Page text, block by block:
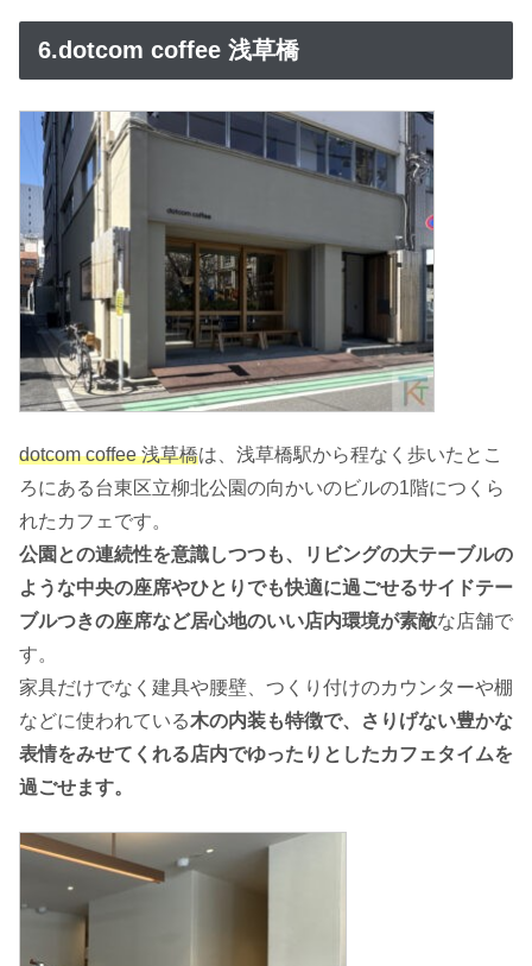
6.dotcom coffee 浅草橋
dotcom coffee 浅草橋は、浅草橋駅から程なく歩いたとこ
ろにある台東区立柳北公園の向かいのビルの1階につくら
れたカフェです。
公園との連続性を意識しつつも、リビングの大テーブルの
ような中央の座席やひとりでも快適に過ごせるサイドテー
ブルつきの座席など居心地のいい店内環境が素敵な店舗で
す。
家具だけでなく建具や腰壁、つくり付けのカウンターや棚
などに使われている木の内装も特徴で、さりげない豊かな
表情をみせてくれる店内でゆったりとしたカフェタイムを
過ごせます。